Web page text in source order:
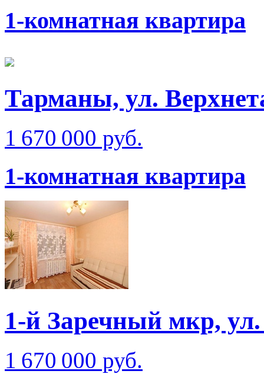
1-комнатная квартира
Тарманы, ул.
1 670 000 руб.
1-комнатная квартира
1-й Заречный мкр, ул.
1 670 000 руб.